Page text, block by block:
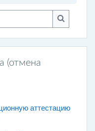
Искать
(отмена
аттестацию